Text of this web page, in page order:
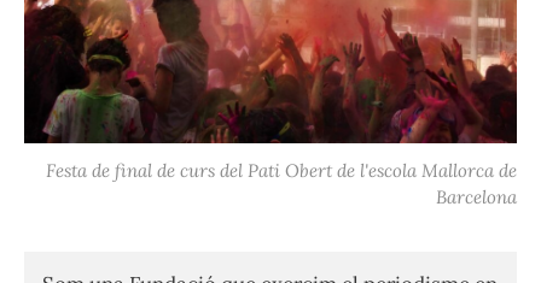
Festa de final de curs del Pati Obert de l'escola Mallorca de
Barcelona